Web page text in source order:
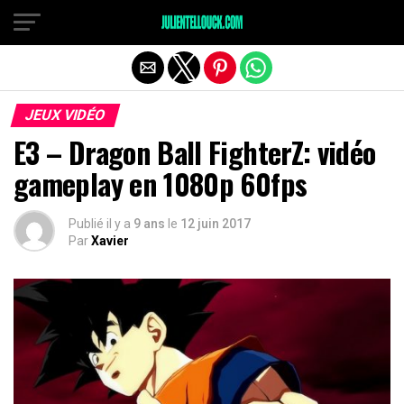
JEUX VIDÉO
E3 – Dragon Ball FighterZ: vidéo
gameplay en 1080p 60fps
Publié il y a 9 ans le 12 juin 2017
ParXavier